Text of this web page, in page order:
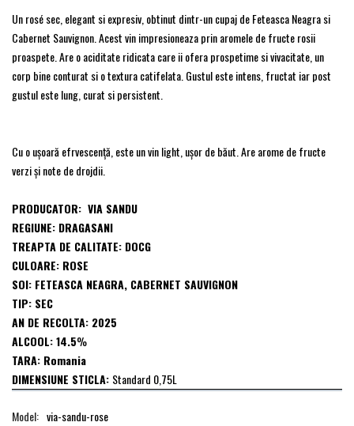
Un rosé sec, elegant si expresiv, obtinut dintr-un cupaj de Feteasca Neagra si
Cabernet Sauvignon. Acest vin impresioneaza prin aromele de fructe rosii
proaspete. Are o aciditate ridicata care ii ofera prospetime si vivacitate, un
corp bine conturat si o textura catifelata. Gustul este intens, fructat iar post
gustul este lung, curat si persistent.
Cu o ușoară efrvescență, este un vin light, ușor de băut. Are arome de fructe
verzi și note de drojdii.
PRODUCATOR: VIA SANDU
REGIUNE: DRAGASANI
TREAPTA DE CALITATE: DOCG
CULOARE: ROSE
SOI: FETEASCA NEAGRA, CABERNET SAUVIGNON
TIP: SEC
AN DE RECOLTA: 2025
ALCOOL: 14.5%
TARA: Romania
DIMENSIUNE STICLA: Standard 0,75L
Model: via-sandu-rose